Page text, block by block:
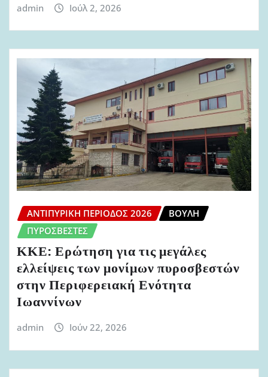
admin Ιούλ 2, 2026
ΑΝΤΙΠΥΡΙΚΉ ΠΕΡΊΟΔΟΣ 2026
ΒΟΥΛΉ
ΠΥΡΟΣΒΈΣΤΕΣ
ΚΚΕ: Ερώτηση για τις μεγάλες
ελλείψεις των μονίμων πυροσβεστών
στην Περιφερειακή Ενότητα
Ιωαννίνων
admin Ιούν 22, 2026